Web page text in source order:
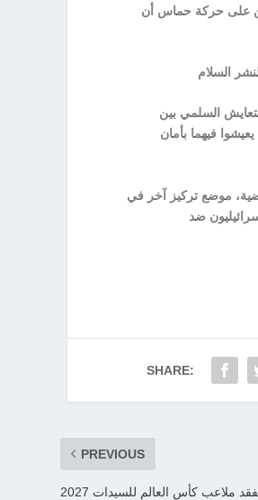
على حركة حماس أن
فيهما بأمان
موضع تركيز آخر في
ضد
SHARE:
PREVIOUS
ملاعب كأس العالم للسيدات 2027